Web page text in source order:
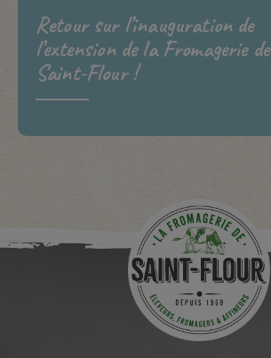
Retour sur l’inauguration de
l’extension de la Fromagerie de
Saint-Flour !